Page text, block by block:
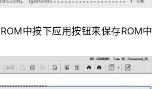
中按下应用按钮来保存ROM中